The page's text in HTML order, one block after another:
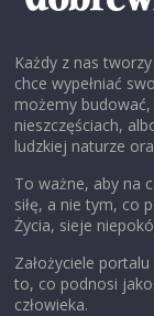
Każdy z nas
chce wypełniać
możemy
nieszczęściach,
ludzkiej naturze
To ważne, aby na
siłę, a nie tym, co
Życia, sieje
Założyciele
to, co podnosi
człowieka.